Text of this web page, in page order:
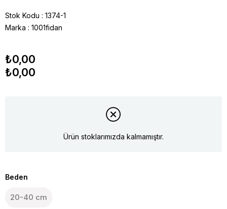
Stok Kodu
1374-1
Marka : 1001fidan
₺0,00
₺0,00
Ürün stoklarımızda kalmamıştır.
Beden
20-40 cm